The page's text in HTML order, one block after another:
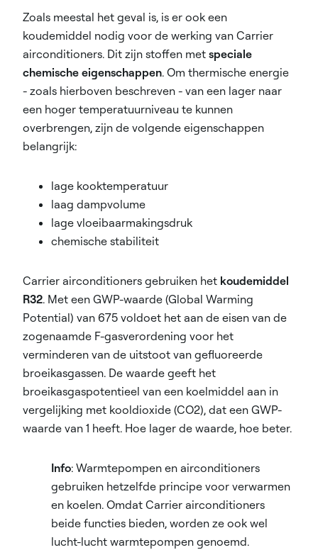
Zoals meestal het geval is, is er ook een
koudemiddel nodig voor de werking van Carrier
airconditioners. Dit zijn stoffen met speciale
chemische eigenschappen. Om thermische energie
- zoals hierboven beschreven - van een lager naar
een hoger temperatuurniveau te kunnen
overbrengen, zijn de volgende eigenschappen
belangrijk:
lage kooktemperatuur
laag dampvolume
lage vloeibaarmakingsdruk
chemische stabiliteit
Carrier airconditioners gebruiken het koudemiddel
R32. Met een GWP-waarde (Global Warming
Potential) van 675 voldoet het aan de eisen van de
zogenaamde F-gasverordening voor het
verminderen van de uitstoot van gefluoreerde
broeikasgassen. De waarde geeft het
broeikasgaspotentieel van een koelmiddel aan in
vergelijking met kooldioxide (CO2), dat een GWP-
waarde van 1 heeft. Hoe lager de waarde, hoe beter.
Info: Warmtepompen en airconditioners
gebruiken hetzelfde principe voor verwarmen
en koelen. Omdat Carrier airconditioners
beide functies bieden, worden ze ook wel
lucht-lucht warmtepompen genoemd.